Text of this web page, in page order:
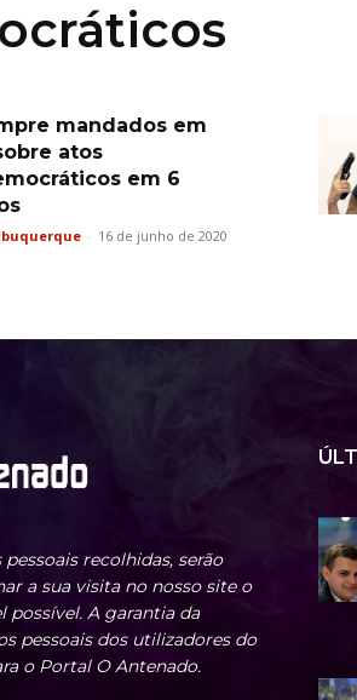
mandados em
atos
em 6
- 16 de junho de 2020
recolhidas, serão
a sua visita no nosso site o
possível. A garantia da
pessoais dos utilizadores do
o Portal O Antenado.